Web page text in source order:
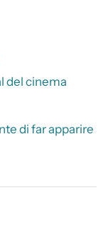
del cinema
di far apparire